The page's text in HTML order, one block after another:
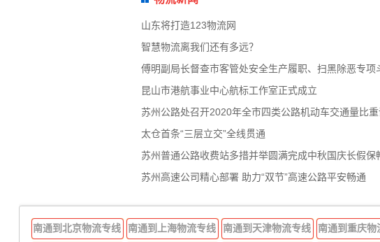
山东将打造123物流网
智慧物流离我们还有多远？
傅明副局长督查市客管处安全生产履职、扫黑除恶专项
昆山市港航事业中心航标工作室正式成立
苏州公路处召开2020年全市四类公路机动车交通量比
太仓首条“三层立交”全线贯通
苏州普通公路收费站多措并举圆满完成中秋国庆长假保
苏州高速公司精心部署 助力“双节”高速公路平安畅通
南通到北京物流专线 南通到上海物流专线 南通到天津物流专线 南通到重庆物